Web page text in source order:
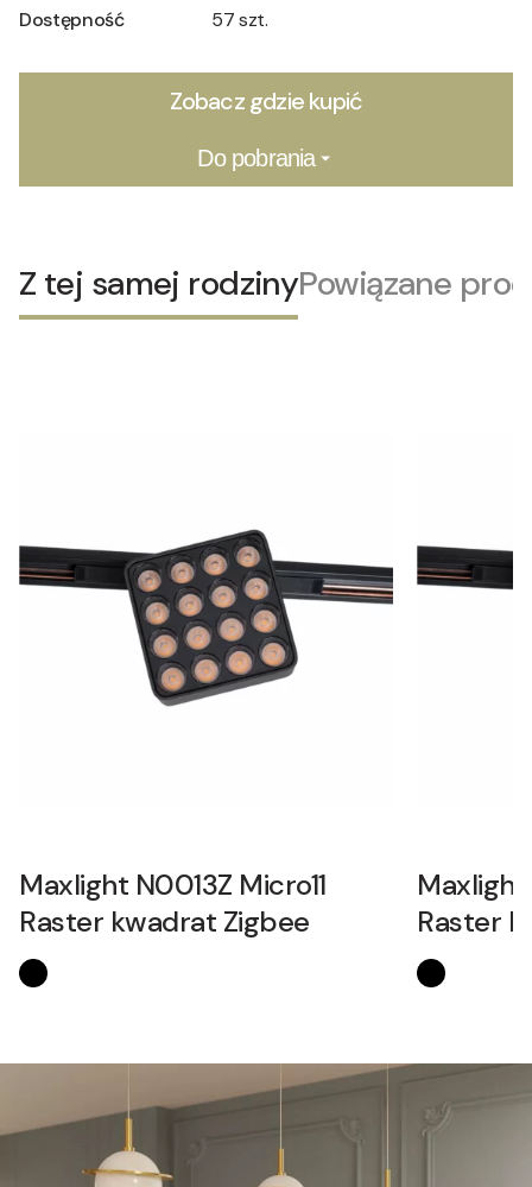
Dostępność 57 szt.
Zobacz gdzie kupić
Do pobrania
Z tej samej rodzinyPowiązane
Maxlight N0013Z Micro11
Raster kwadrat Zigbee
Maxlight
Raster